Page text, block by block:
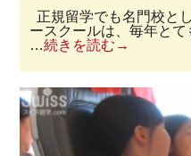
正規留学でも名門校と
ースクールは、毎年と
…続きを読む